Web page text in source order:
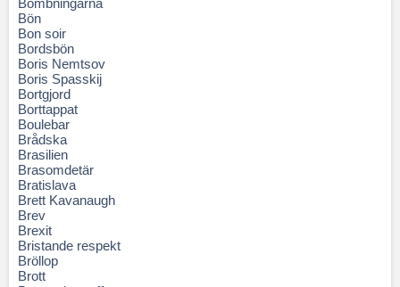
Bombningarna
Bön
Bon soir
Bordsbön
Boris Nemtsov
Boris Spasskij
Bortgjord
Borttappat
Boulebar
Brådska
Brasilien
Brasomdetär
Bratislava
Brett Kavanaugh
Brev
Brexit
Bristande respekt
Bröllop
Brott